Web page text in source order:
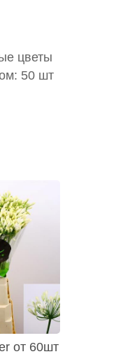
цветы
50 шт
от 60шт